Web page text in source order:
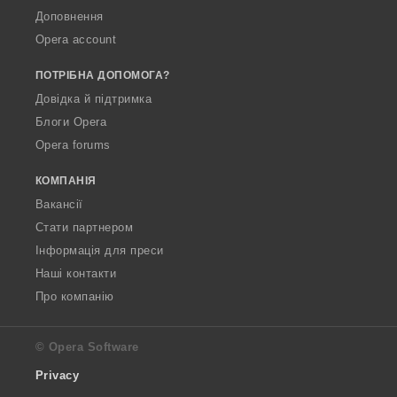
Доповнення
Opera account
ПОТРІБНА ДОПОМОГА?
Довідка й підтримка
Блоги Opera
Opera forums
КОМПАНІЯ
Вакансії
Стати партнером
Інформація для преси
Наші контакти
Про компанію
© Opera Software
Privacy